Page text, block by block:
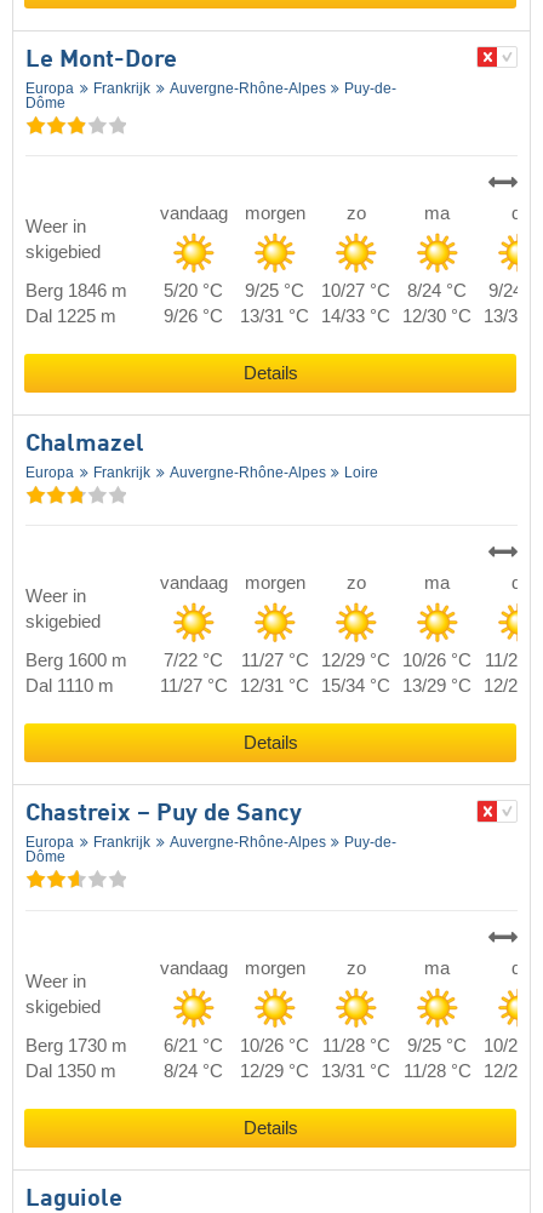
Le Mont-Dore
Europa Frankrijk Auvergne-Rhône-Alpes
Puy-de-
Dôme
Weer in
skigebied
vandaag morgen zo ma di
Berg 1846 m 5/20 °C 9/25 °C 10/27 °C 8/24 °C
9/24
Dal 1225 m
9/26 °C 13/31 °C 14/33 °C 12/30 °C 13/30
Details
Chalmazel
Europa Frankrijk Auvergne-Rhône-Alpes Loire
Weer in
skigebied
vandaag morgen zo ma di
Berg 1600 m 7/22 °C 11/27 °C 12/29 °C 10/26 °C
11/26
Dal 1110 m
11/27 °C 12/31 °C 15/34 °C 13/29 °C 12/29
Details
Chastreix – Puy de Sancy
Europa Frankrijk Auvergne-Rhône-Alpes
Puy-de-
Dôme
Weer in
skigebied
vandaag morgen zo ma di
Berg 1730 m 6/21 °C 10/26 °C 11/28 °C 9/25 °C
10/25
Dal 1350 m
8/24 °C 12/29 °C 13/31 °C 11/28 °C 12/28
Details
Laguiole